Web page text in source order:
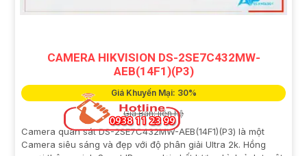
CAMERA HIKVISION DS-2SE7C432MW-
AEB(14F1)(P3)
Giá Khuyến Mại: 30%
Giá Bán: liên hệ
Camera quan sát DS-2SE7C432MW-AEB(14F1)(P3) là một
Camera siêu sáng và đẹp với độ phân giải Ultra 2k. Hồng